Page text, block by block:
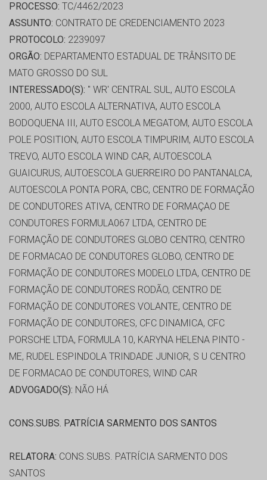
PROCESSO: TC/4462/2023
ASSUNTO: CONTRATO DE CREDENCIAMENTO 2023
PROTOCOLO: 2239097
ORGÃO: DEPARTAMENTO ESTADUAL DE TRÂNSITO DE
MATO GROSSO DO SUL
INTERESSADO(S): '' WR' CENTRAL SUL, AUTO ESCOLA
2000, AUTO ESCOLA ALTERNATIVA, AUTO ESCOLA
BODOQUENA III, AUTO ESCOLA MEGATOM, AUTO ESCOLA
POLE POSITION, AUTO ESCOLA TIMPURIM, AUTO ESCOLA
TREVO, AUTO ESCOLA WIND CAR, AUTOESCOLA
GUAICURUS, AUTOESCOLA GUERREIRO DO PANTANALCA,
AUTOESCOLA PONTA PORA, CBC, CENTRO DE FORMAÇÃO
DE CONDUTORES ATIVA, CENTRO DE FORMAÇAO DE
CONDUTORES FORMULA067 LTDA, CENTRO DE
FORMAÇÃO DE CONDUTORES GLOBO CENTRO, CENTRO
DE FORMACAO DE CONDUTORES GLOBO, CENTRO DE
FORMAÇÃO DE CONDUTORES MODELO LTDA, CENTRO DE
FORMAÇÃO DE CONDUTORES RODÃO, CENTRO DE
FORMAÇÃO DE CONDUTORES VOLANTE, CENTRO DE
FORMAÇÃO DE CONDUTORES, CFC DINAMICA, CFC
PORSCHE LTDA, FORMULA 10, KARYNA HELENA PINTO -
ME, RUDEL ESPINDOLA TRINDADE JUNIOR, S U CENTRO
DE FORMACAO DE CONDUTORES, WIND CAR
ADVOGADO(S): NÃO HÁ
CONS.SUBS. PATRÍCIA SARMENTO DOS SANTOS
RELATORA: CONS.SUBS. PATRÍCIA SARMENTO DOS
SANTOS